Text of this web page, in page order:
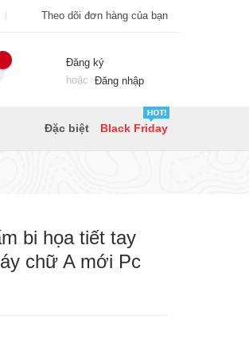
Theo dõi đơn hàng của bạn
Đăng ký
hoặc Đăng nhập
Đặc biệt Black Friday
bi họa tiết tay
chữ A mới Pc